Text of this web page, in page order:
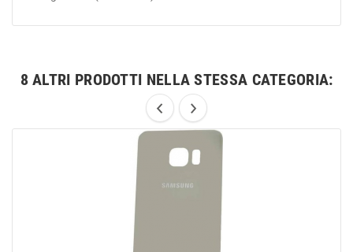
8 ALTRI PRODOTTI NELLA STESSA CATEGORIA: